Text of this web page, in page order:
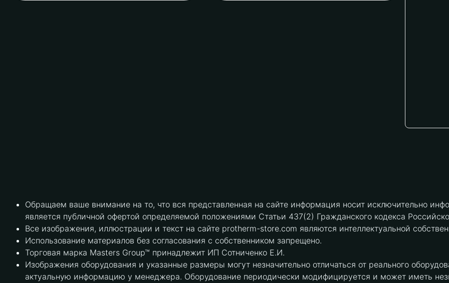
Обращаем ваше внимание на то, что вся представленная на сайте информация носит исключительно
является публичной офертой определяемой положениями Статьи 437(2) Гражданского кодекса
Все изображения, иллюстрации и текст на сайте protherm-store.com являются интеллектуальной
Использование материалов без согласования с собственником запрещено.
Торговая марка Masters Group™ принадлежит ИП Сотниченко Е.И.
Изображения оборудования и указанные размеры могут незначительно отличаться от реального
актуальную информацию у менеджера. Оборудование периодически модифицируется и может иметь